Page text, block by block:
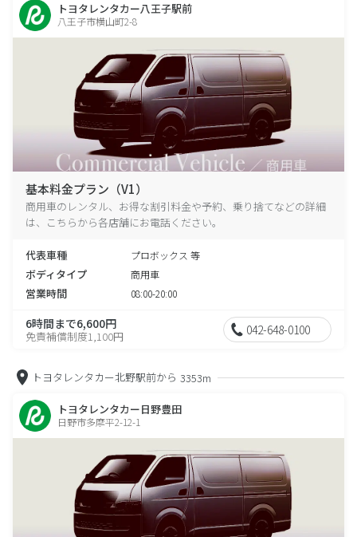
トヨタレンタカー八王子駅前
八王子市横山町2-8
基本料金プラン（V1）
商用車のレンタル、お得な割引料金や予約、乗り捨てなどの詳細
は、こちらから各店舗にお電話ください。
代表車種 プロボックス 等
ボディタイプ 商用車
営業時間 08:00-20:00
6時間まで6,600円
免責補償制度1,100円 042-648-0100
トヨタレンタカー北野駅前から 3353m
トヨタレンタカー日野豊田
日野市多摩平2-12-1